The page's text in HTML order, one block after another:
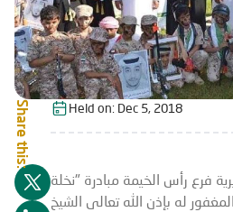
Share this: Held on: Dec 5, 2018
فرع رأس الخيمة مبادرة "نخلة
له بإذن الله تعالى الشيخ